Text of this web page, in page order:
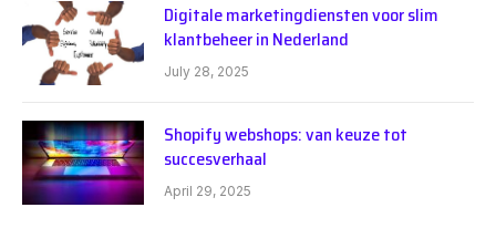
Digitale marketingdiensten voor slim
klantbeheer in Nederland
July 28, 2025
Shopify webshops: van keuze tot
succesverhaal
April 29, 2025